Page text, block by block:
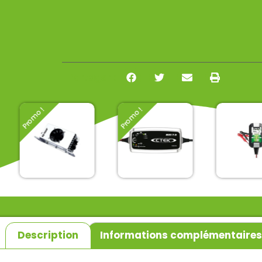
Promo !
Chargeur de
batterie aq-
256,50€TTC
Promo !
Chargeur de
batterie
125,00€TTC
batterie
34,50€TTC
Description Informations complémentaires